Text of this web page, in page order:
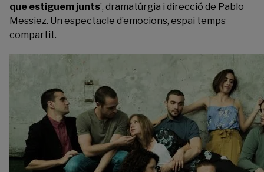
que estiguem junts’, dramatúrgia i direcció de Pablo
Messiez. Un espectacle d’emocions, espai temps
compartit.